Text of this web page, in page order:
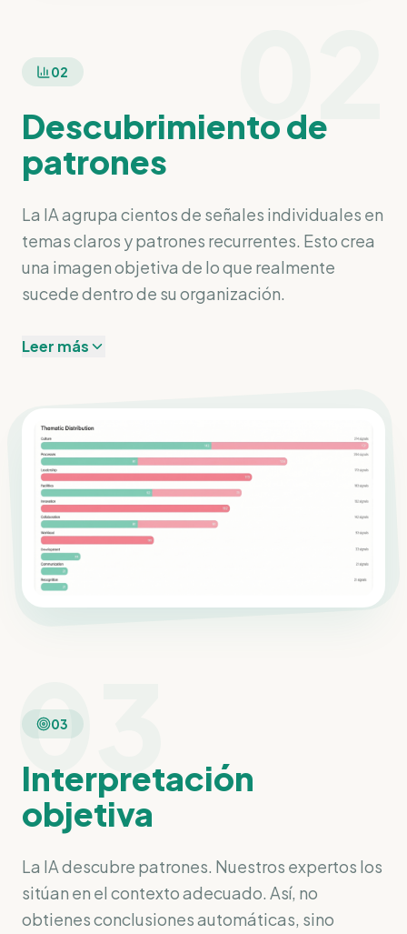
02
Descubrimiento de
patrones
La IA agrupa cientos de señales individuales en
temas claros y patrones recurrentes. Esto crea
una imagen objetiva de lo que realmente
sucede dentro de su organización.
Leer más
03
03
Interpretación
objetiva
La IA descubre patrones. Nuestros expertos los
sitúan en el contexto adecuado. Así, no
obtienes conclusiones automáticas, sino